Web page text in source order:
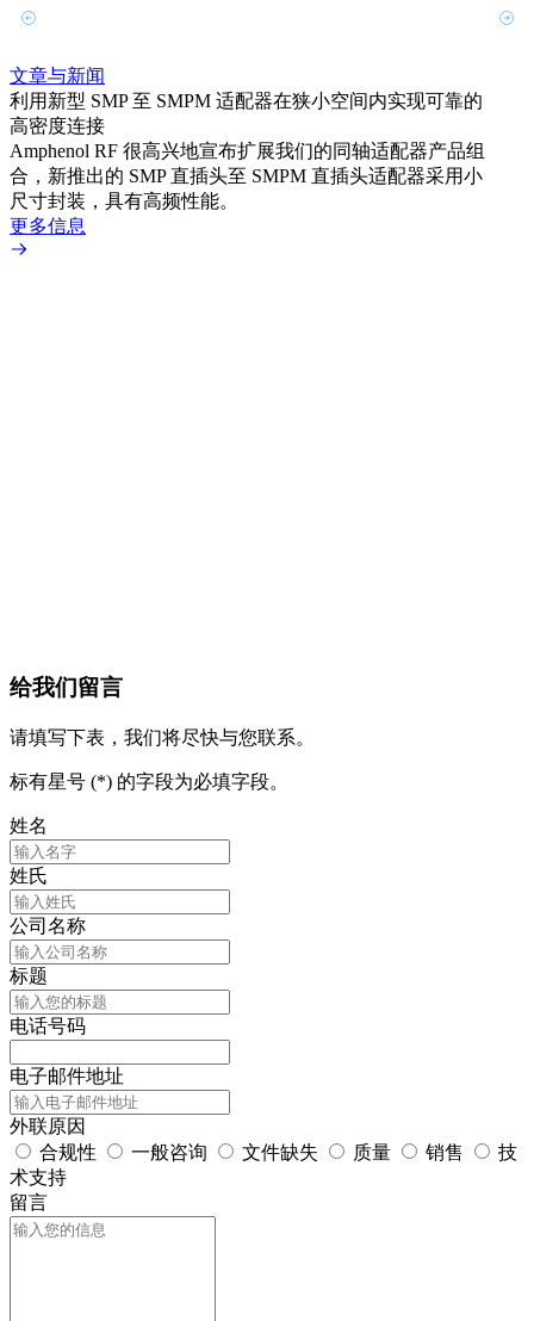
文章与新闻
利用新型 SMP 至 SMPM 适配器在狭小空间内实现可靠的
高密度连接
Amphenol RF 很高兴地宣布扩展我们的同轴适配器产品组
合，新推出的 SMP 直插头至 SMPM 直插头适配器采用小
尺寸封装，具有高频性能。
更多信息
给我们留言
请填写下表，我们将尽快与您联系。
标有星号 (*) 的字段为必填字段。
姓名
姓氏
公司名称
标题
电话号码
电子邮件地址
外联原因
合规性
一般咨询 文件缺失 质量 销售
技
术支持
留言